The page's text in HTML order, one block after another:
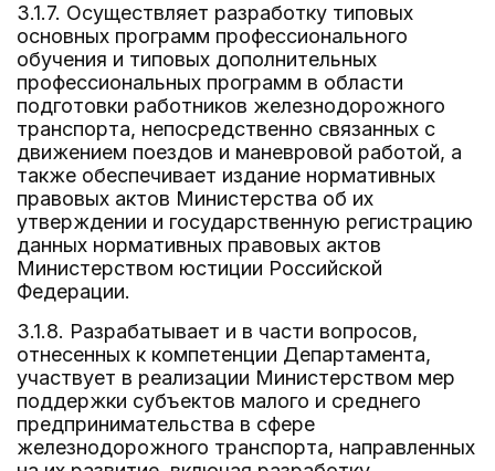
3.1.7. Осуществляет разработку типовых
основных программ профессионального
обучения и типовых дополнительных
профессиональных программ в области
подготовки работников железнодорожного
транспорта, непосредственно связанных с
движением поездов и маневровой работой, а
также обеспечивает издание нормативных
правовых актов Министерства об их
утверждении и государственную регистрацию
данных нормативных правовых актов
Министерством юстиции Российской
Федерации.
3.1.8. Разрабатывает и в части вопросов,
отнесенных к компетенции Департамента,
участвует в реализации Министерством мер
поддержки субъектов малого и среднего
предпринимательства в сфере
железнодорожного транспорта, направленных